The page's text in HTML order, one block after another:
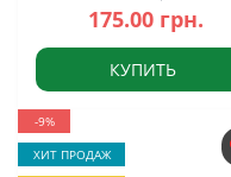
175.00 грн.
КУПИТЬ
-9%
ХИТ ПРОДАЖ